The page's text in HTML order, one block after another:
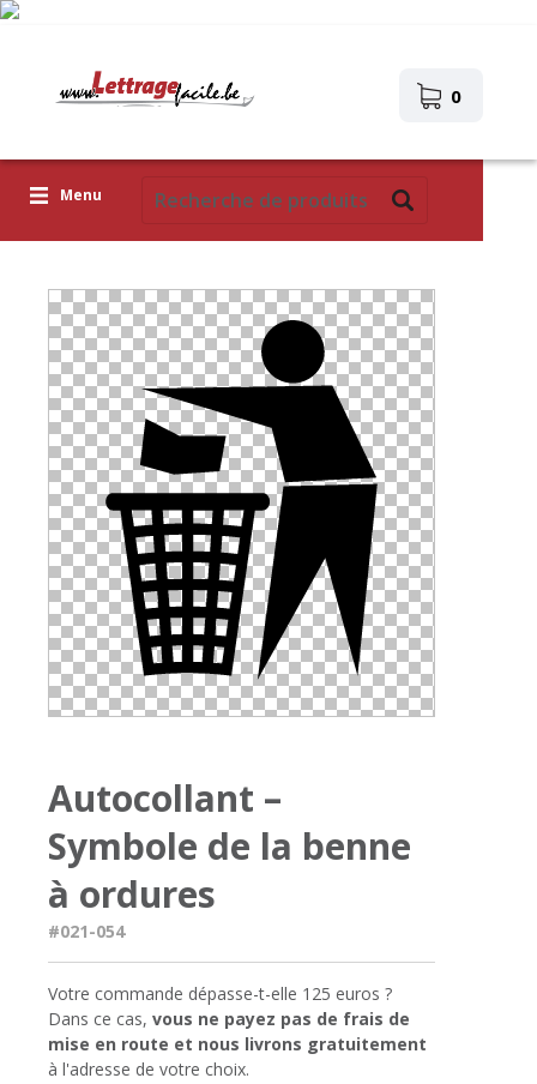
0
Menu
Pictogrammes
Images autocollantes
Téléchargez votre propre conception
Corona Covid-19
Autocollant –
Symbole de la benne
à ordures
#021-054
Votre commande dépasse-t-elle 125 euros ?
Dans ce cas,vous ne payez pas de frais de
mise en route et nous livrons gratuitement
à l'adresse de votre choix.